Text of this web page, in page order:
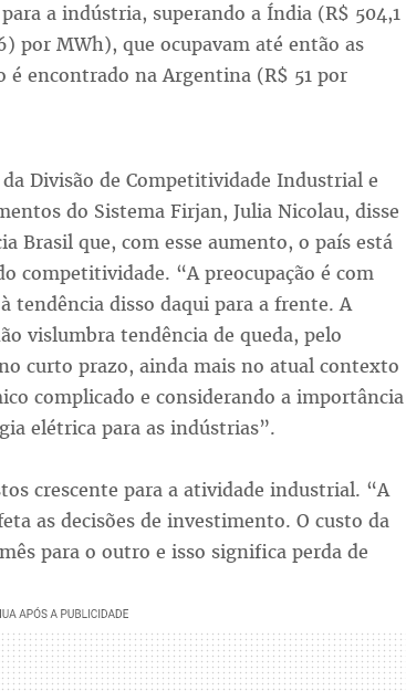
a indústria, superando a Índia (R$ 504,1
por MWh), que ocupavam até então as
é encontrado na Argentina (R$ 51 por
Divisão de Competitividade Industrial e
do Sistema Firjan, Julia Nicolau, disse
Brasil que, com esse aumento, o país está
competitividade. “A preocupação é com
tendência disso daqui para a frente. A
vislumbra tendência de queda, pelo
curto prazo, ainda mais no atual contexto
complicado e considerando a importância
elétrica para as indústrias”.
crescente para a atividade industrial. “A
as decisões de investimento. O custo da
para o outro e isso significa perda de